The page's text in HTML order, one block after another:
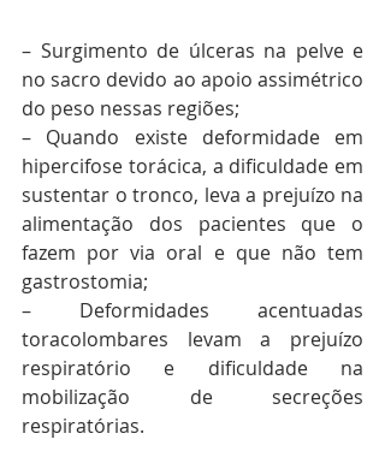
– Surgimento de úlceras na pelve e
no sacro devido ao apoio assimétrico
do peso nessas regiões;
– Quando existe deformidade em
hipercifose torácica, a dificuldade em
sustentar o tronco, leva a prejuízo na
alimentação dos pacientes que o
fazem por via oral e que não tem
gastrostomia;
– Deformidades acentuadas
toracolombares levam a prejuízo
respiratório e dificuldade na
mobilização de secreções
respiratórias.